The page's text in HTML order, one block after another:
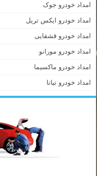
امداد خودرو جوک
امداد خودرو ایکس تریل
امداد خودرو قشقایی
امداد خودرو مورانو
امداد خودرو ماکسیما
امداد خودرو تیانا